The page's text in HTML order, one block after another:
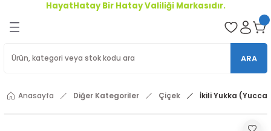
HayatHatay Bir Hatay Valiliği Markasıdır.
ARA
Anasayfa Diğer Kategoriler Çiçek İkili Yukka